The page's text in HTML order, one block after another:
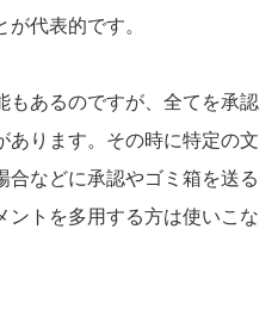
代表的です。
もあるのですが、全てを承認
あります。その時に特定の文
合などに承認やゴミ箱を送る
ントを多用する方は使いこな